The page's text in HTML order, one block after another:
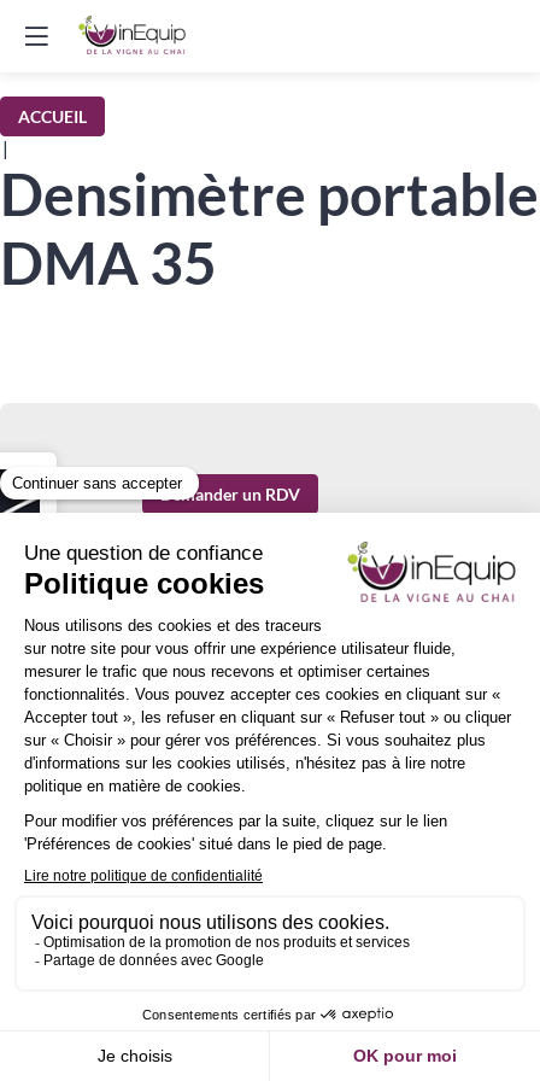
ACCUEIL
|
Densimètre portable
DMA 35
Demander un RDV
Envoyer un message
INSCRIPTIONNEWSLETTER